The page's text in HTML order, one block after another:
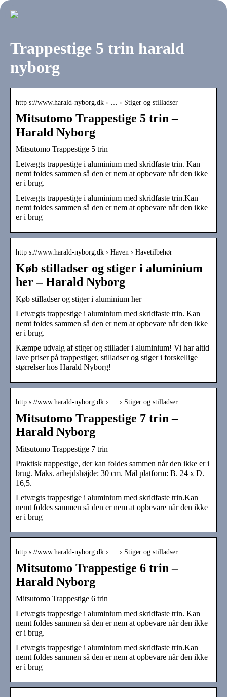
Trappestige 5 trin harald
nyborg
http s://www.harald-nyborg.dk › … › Stiger og stilladser
Mitsutomo Trappestige 5 trin –
Harald Nyborg
Mitsutomo Trappestige 5 trin
Letvægts trappestige i aluminium med skridfaste trin. Kan
nemt foldes sammen så den er nem at opbevare når den ikke
er i brug.
Letvægts trappestige i aluminium med skridfaste trin.Kan
nemt foldes sammen så den er nem at opbevare når den ikke
er i brug
http s://www.harald-nyborg.dk › Haven › Havetilbehør
Køb stilladser og stiger i aluminium
her – Harald Nyborg
Køb stilladser og stiger i aluminium her
Letvægts trappestige i aluminium med skridfaste trin. Kan
nemt foldes sammen så den er nem at opbevare når den ikke
er i brug.
Kæmpe udvalg af stiger og stillader i aluminium! Vi har altid
lave priser på trappestiger, stilladser og stiger i forskellige
størrelser hos Harald Nyborg!
http s://www.harald-nyborg.dk › … › Stiger og stilladser
Mitsutomo Trappestige 7 trin –
Harald Nyborg
Mitsutomo Trappestige 7 trin
Praktisk trappestige, der kan foldes sammen når den ikke er i
brug. Maks. arbejdshøjde: 30 cm. Mål platform: B. 24 x D.
16,5.
Letvægts trappestige i aluminium med skridfaste trin.Kan
nemt foldes sammen så den er nem at opbevare når den ikke
er i brug
http s://www.harald-nyborg.dk › … › Stiger og stilladser
Mitsutomo Trappestige 6 trin –
Harald Nyborg
Mitsutomo Trappestige 6 trin
Letvægts trappestige i aluminium med skridfaste trin. Kan
nemt foldes sammen så den er nem at opbevare når den ikke
er i brug.
Letvægts trappestige i aluminium med skridfaste trin.Kan
nemt foldes sammen så den er nem at opbevare når den ikke
er i brug